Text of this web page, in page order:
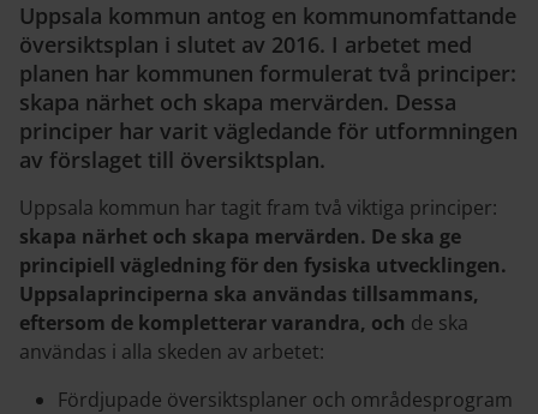
Uppsala kommun antog en kommunomfattande
översiktsplan i slutet av 2016. I arbetet med
planen har kommunen formulerat två principer:
skapa närhet och skapa mervärden. Dessa
principer har varit vägledande för utformningen
av förslaget till översiktsplan.
Uppsala kommun har tagit fram två viktiga principer:
skapa närhet och skapa mervärden. De ska ge
principiell vägledning för den fysiska utvecklingen.
Uppsalaprinciperna ska användas tillsammans,
eftersom de kompletterar varandra, och de ska
användas i alla skeden av arbetet:
Fördjupade översiktsplaner och områdesprogram